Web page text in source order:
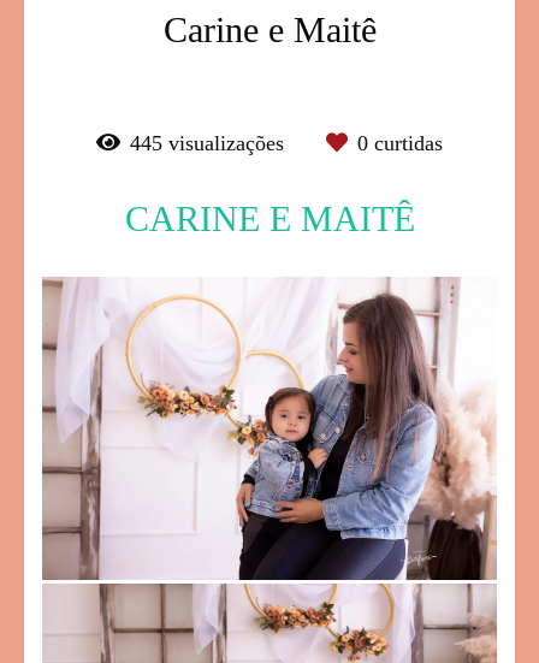
Carine e Maitê
445 visualizações 0 curtidas
CARINE E MAITÊ